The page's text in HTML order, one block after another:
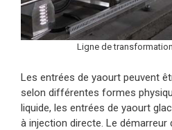
Ligne de
Les entrées de yaourt peuvent
selon différentes formes
liquide, les entrées de yaourt
à injection directe. Le démarreur